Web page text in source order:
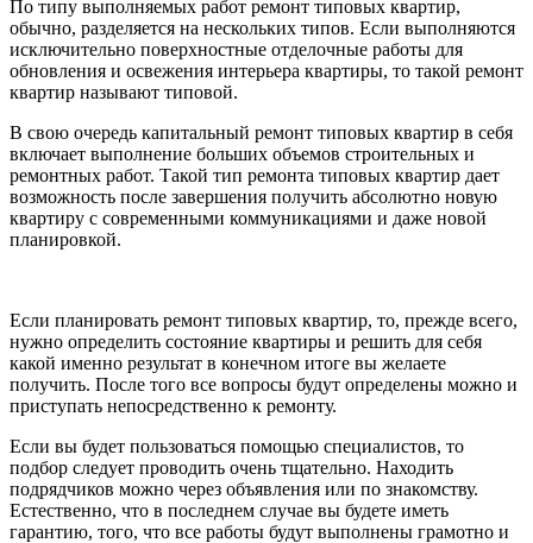
По типу выполняемых работ ремонт типовых квартир,
обычно, разделяется на нескольких типов. Если выполняются
исключительно поверхностные отделочные работы для
обновления и освежения интерьера квартиры, то такой ремонт
квартир называют типовой.
В свою очередь капитальный ремонт типовых квартир в себя
включает выполнение больших объемов строительных и
ремонтных работ. Такой тип ремонта типовых квартир дает
возможность после завершения получить абсолютно новую
квартиру с современными коммуникациями и даже новой
планировкой.
Если планировать ремонт типовых квартир, то, прежде всего,
нужно определить состояние квартиры и решить для себя
какой именно результат в конечном итоге вы желаете
получить. После того все вопросы будут определены можно и
приступать непосредственно к ремонту.
Если вы будет пользоваться помощью специалистов, то
подбор следует проводить очень тщательно. Находить
подрядчиков можно через объявления или по знакомству.
Естественно, что в последнем случае вы будете иметь
гарантию, того, что все работы будут выполнены грамотно и